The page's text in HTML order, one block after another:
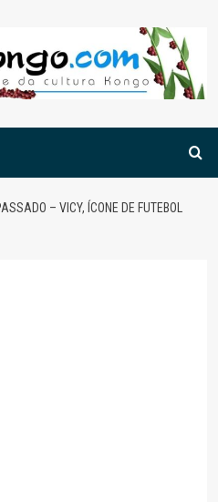
– VICY, ÍCONE DE FUTEBOL